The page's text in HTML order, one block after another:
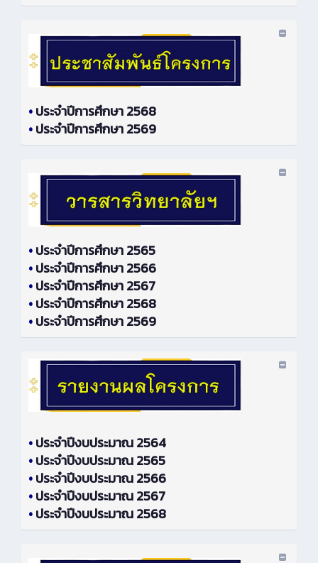
•ประจำปีการศึกษา 2568
•ประจำปีการศึกษา 2569
•ประจำปีการศึกษา 2565
•ประจำปีการศึกษา 2566
•ประจำปีการศึกษา 2567
•ประจำปีการศึกษา 2568
•ประจำปีการศึกษา 2569
•ประจำปีงบประมาณ 2564
•ประจำปีงบประมาณ 2565
•ประจำปีงบประมาณ 2566
•ประจำปีงบประมาณ 2567
•ประจำปีงบประมาณ 2568